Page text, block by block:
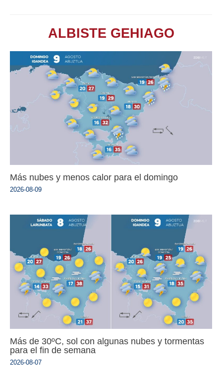
ALBISTE GEHIAGO
Más nubes y menos calor para el domingo
2026-08-09
Más de 30ºC, sol con algunas nubes y tormentas
para el fin de semana
2026-08-07